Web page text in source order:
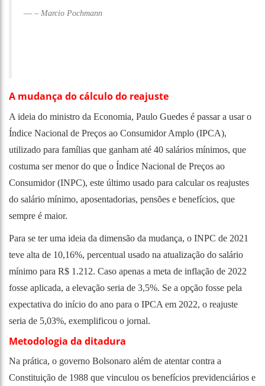
– Marcio Pochmann
A mudança do cálculo do reajuste
A ideia do ministro da Economia, Paulo Guedes é passar a usar o
Índice Nacional de Preços ao Consumidor Amplo (IPCA),
utilizado para famílias que ganham até 40 salários mínimos, que
costuma ser menor do que o Índice Nacional de Preços ao
Consumidor (INPC), este último usado para calcular os reajustes
do salário mínimo, aposentadorias, pensões e benefícios, que
sempre é maior.
Para se ter uma ideia da dimensão da mudança, o INPC de 2021
teve alta de 10,16%, percentual usado na atualização do salário
mínimo para R$ 1.212. Caso apenas a meta de inflação de 2022
fosse aplicada, a elevação seria de 3,5%. Se a opção fosse pela
expectativa do início do ano para o IPCA em 2022, o reajuste
seria de 5,03%, exemplificou o jornal.
Metodologia da ditadura
Na prática, o governo Bolsonaro além de atentar contra a
Constituição de 1988 que vinculou os benefícios previdenciários e